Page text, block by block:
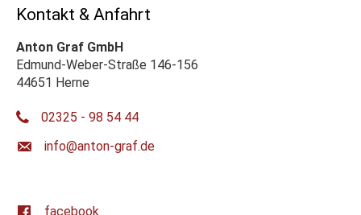
Kontakt & Anfahrt
Anton Graf GmbH
Edmund-Weber-Straße 146-156
44651 Herne
02325 - 98 54 44
ed.farg-notna@ofni
facebook